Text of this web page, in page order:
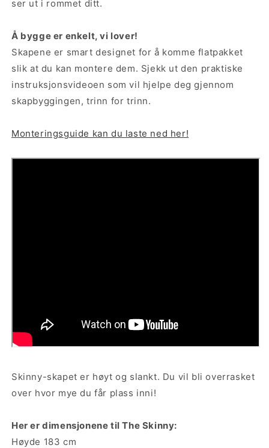
ser ut i rommet ditt.
Å bygge er enkelt, vi lover!
Skapene er smart designet for å komme flatpakket
slik at du kan montere dem. Sjekk ut den praktiske
instruksjonsvideoen som vil hjelpe deg gjennom
skapbyggingen, trinn for trinn.
Monteringsguide kan du laste ned her!
Skinny-skapet er høyt og slankt. Du vil bli overrasket
over hvor mye du får plass inni!
Her er dimensjonene til The Skinny:
Høyde 183 cm